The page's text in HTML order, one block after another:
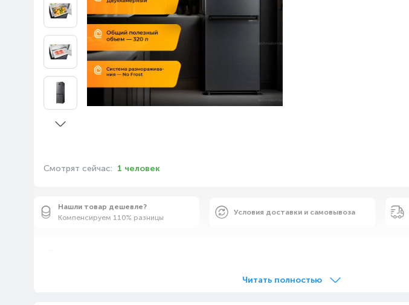
Смотрят сейчас: 1 человек
Нашли товар дешевле?
Компенсируем 110% разницы
Условия доставки и самовывоза
Читать полностью